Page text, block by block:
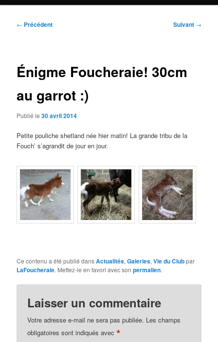
Navigation
← Précédent Suivant →
Énigme Foucheraie! 30cm
au garrot :)
Publié le30 avril 2014
Petite pouliche shetland née hier matin! La grande tribu de la
Fouch’ s’agrandit de jour en jour.
Ce contenu a été publié dansActualités,Galeries,Vie du Clubpar
LaFoucheraie. Mettez-le en favori avec sonpermalien.
Laisser un commentaire
Votre adresse e-mail ne sera pas publiée. Les champs
obligatoires sont indiqués avec*